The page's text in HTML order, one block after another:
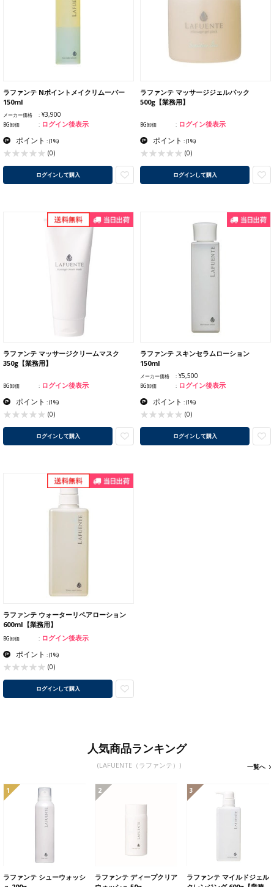
ラファンテ Nポイントメイクリムーバー
150ml
メーカー価格 ¥3,900
BG卸価 ログイン後表示
ポイント :(1%)
(0)
ログインして購入
ラファンテ マッサージジェルパック
500g【業務用】
BG卸価 ログイン後表示
ポイント :(1%)
(0)
ログインして購入
ラファンテ マッサージクリームマスク
350g【業務用】
BG卸価 ログイン後表示
ポイント :(1%)
(0)
ログインして購入
ラファンテ スキンセラムローション
150ml
メーカー価格 ¥5,500
BG卸価 ログイン後表示
ポイント :(1%)
(0)
ログインして購入
ラファンテ ウォーターリペアローション
600ml【業務用】
BG卸価 ログイン後表示
ポイント :(1%)
(0)
ログインして購入
人気商品ランキング
(LAFUENTE（ラファンテ）) 一覧へ
1
ラファンテ シューウォッシ
2
ラファンテ ディープクリア
3
ラファンテ マイルドジェル